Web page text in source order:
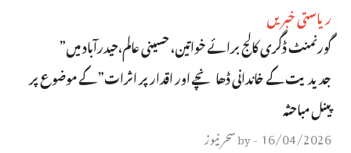
ریاستی خبریں
گورنمنٹ ڈگری کالج برائے خواتین، حسینی عالم،حیدرآباد میں”
جدیدیت کے خاندانی ڈھانچے اور اقدار پر اثرات” کے موضوع پر
پینل مباحثہ
16/04/2026
-
byسحر نیوز